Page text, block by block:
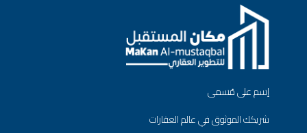
إسم على مُسمى
شريكك الموثوق في عالم العقارات